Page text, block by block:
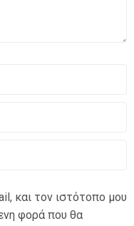
και τον ιστότοπο μου
φορά που θα